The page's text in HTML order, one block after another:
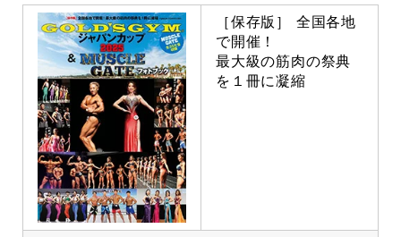
［保存版］ 全国各地
で開催！
最大級の筋肉の祭典
を１冊に凝縮